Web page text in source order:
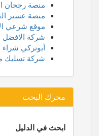
منصة رجحان
منصة عسير
موقع شرعي
شركة الافضل
أبوتركي شراء
شركة تسليك
محرك البحث
ابحث في الدليل